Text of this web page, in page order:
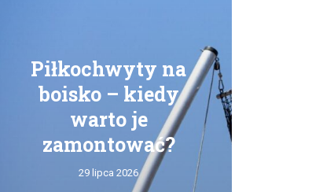
Piłkochwyty na
boisko – kiedy
warto je
zamontować?
29 lipca 2026